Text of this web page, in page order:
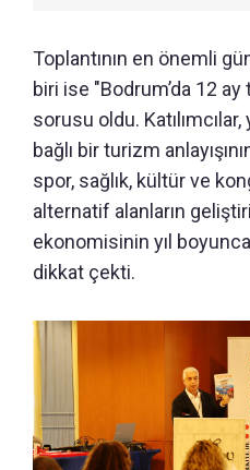
Toplantının en önemli
biri ise "Bodrum’da 12
sorusu oldu.
bağlı bir turizm
spor, sağlık, kültür ve
alternatif alanların
ekonomisinin yıl
dikkat çekti.